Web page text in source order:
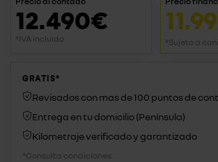
12.490€
*IVA incluido *Sujeto a
GRATIS*
Revisados con mas de 100 puntos de
Entrega en tu domicilio (Península)
Kilometraje verificado y garantizado
*Consulta condiciones.